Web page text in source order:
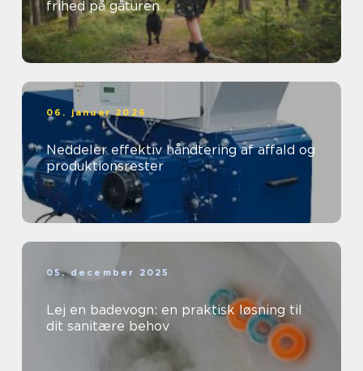
frihed på gåturen
06. januar 2026
Neddeler effektiv håndtering af affald og
produktionsrester
05. december 2025
Lej en badevogn: en praktisk løsning til
dit sanitære behov